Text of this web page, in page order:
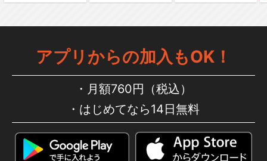
アプリからの加入もOK！
月額760円（税込）
はじめてなら14日無料